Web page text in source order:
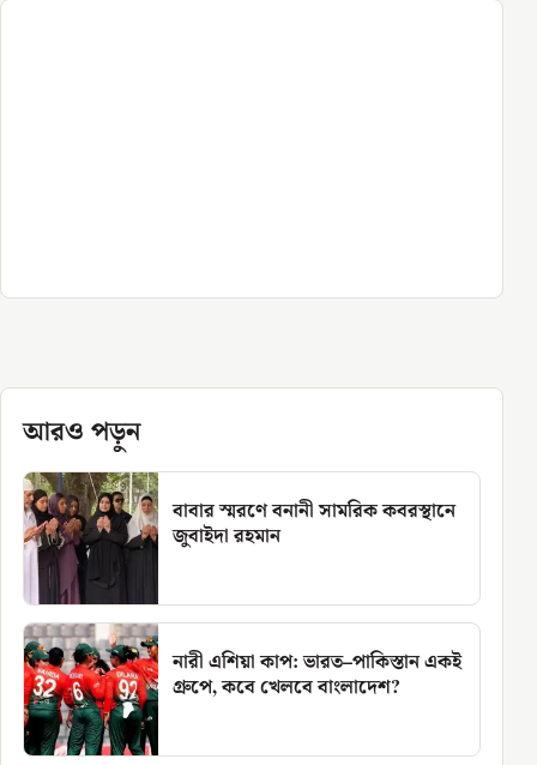
আরও পড়ুন
বাবার স্মরণে বনানী সামরিক কবরস্থানে
জুবাইদা রহমান
নারী এশিয়া কাপ: ভারত–পাকিস্তান একই
গ্রুপে, কবে খেলবে বাংলাদেশ?